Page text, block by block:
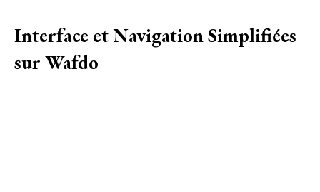
Interface et Navigation Simplifiées
sur Wafdo